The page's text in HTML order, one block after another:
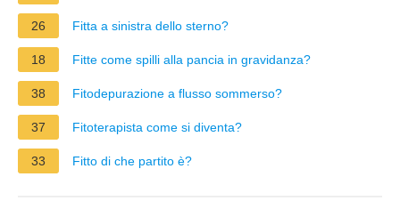
26 Fitta a sinistra dello sterno?
18 Fitte come spilli alla pancia in gravidanza?
38 Fitodepurazione a flusso sommerso?
37 Fitoterapista come si diventa?
33 Fitto di che partito è?